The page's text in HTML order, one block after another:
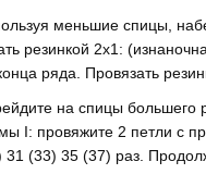
меньшие спицы,
резинкой 2х1:
ряда. Провязать
на спицы большего
I: провяжите 2 петли с
31 (33) 35 (37) раз.